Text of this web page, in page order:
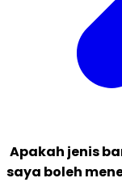
Apakah jenis
saya boleh